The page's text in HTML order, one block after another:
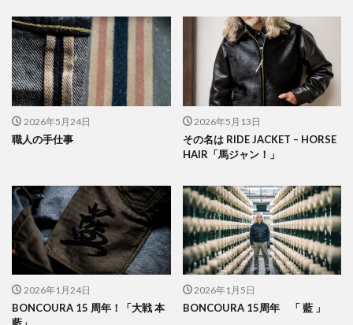
2026年5月24日
職人の手仕事
2026年5月13日
その名は RIDE JACKET – HORSE
HAIR「馬ジャン！」
2026年1月24日
BONCOURA 15 周年！「大戦 本
2026年1月5日
BONCOURA 15周年 「 藍 」